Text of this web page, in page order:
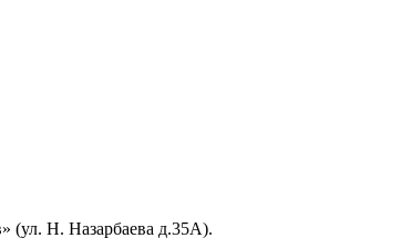
(ул. Н. Назарбаева д.35А).